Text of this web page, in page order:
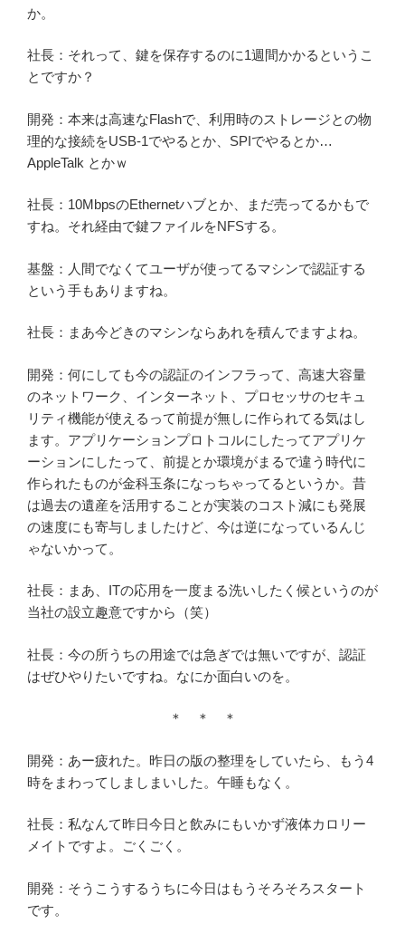
か。
社長：それって、鍵を保存するのに1週間かかるというこ
とですか？
開発：本来は高速なFlashで、利用時のストレージとの物
理的な接続をUSB-1でやるとか、SPIでやるとか…
AppleTalk とかｗ
社長：10MbpsのEthernetハブとか、まだ売ってるかもで
すね。それ経由で鍵ファイルをNFSする。
基盤：人間でなくてユーザが使ってるマシンで認証する
という手もありますね。
社長：まあ今どきのマシンならあれを積んでますよね。
開発：何にしても今の認証のインフラって、高速大容量
のネットワーク、インターネット、プロセッサのセキュ
リティ機能が使えるって前提が無しに作られてる気はし
ます。アプリケーションプロトコルにしたってアプリケ
ーションにしたって、前提とか環境がまるで違う時代に
作られたものが金科玉条になっちゃってるというか。昔
は過去の遺産を活用することが実装のコスト減にも発展
の速度にも寄与しましたけど、今は逆になっているんじ
ゃないかって。
社長：まあ、ITの応用を一度まる洗いしたく候というのが
当社の設立趣意ですから（笑）
社長：今の所うちの用途では急ぎでは無いですが、認証
はぜひやりたいですね。なにか面白いのを。
＊ ＊ ＊
開発：あー疲れた。昨日の版の整理をしていたら、もう4
時をまわってしましまいした。午睡もなく。
社長：私なんて昨日今日と飲みにもいかず液体カロリー
メイトですよ。ごくごく。
開発：そうこうするうちに今日はもうそろそろスタート
です。